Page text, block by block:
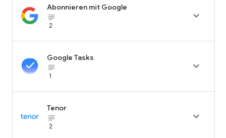
Abonnieren mit Google
subject_black
2

Google Tasks
subject_black
1

Tenor
subject_black
2
